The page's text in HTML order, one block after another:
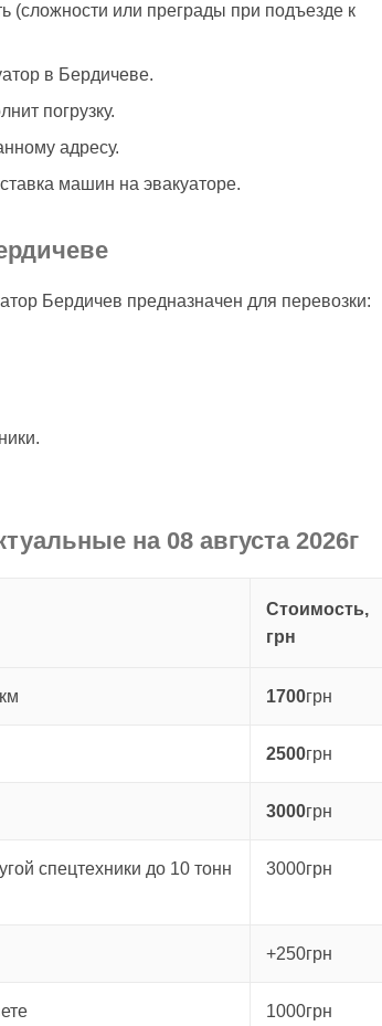
(сложности или преграды при подъезде к
в Бердичеве.
погрузку.
адресу.
машин на эвакуаторе.
Бердичев предназначен для перевозки:
на 08 августа 2026г
Стоимость,
грн
1700грн
2500грн
3000грн
спецтехники до 10 тонн
3000грн
+250грн
1000грн